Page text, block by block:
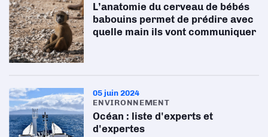
L’anatomie du cerveau de bébés
babouins permet de prédire avec
quelle main ils vont communiquer
05 juin 2024
ENVIRONNEMENT
Océan : liste d'experts et
d'expertes